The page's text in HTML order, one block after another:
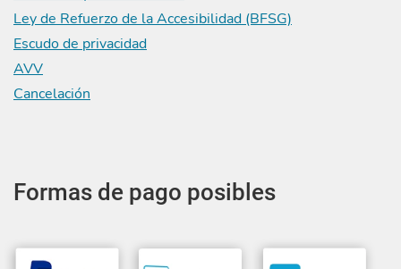
Ley de Refuerzo de la Accesibilidad (BFSG)
Escudo de privacidad
AVV
Cancelación
Formas de pago posibles